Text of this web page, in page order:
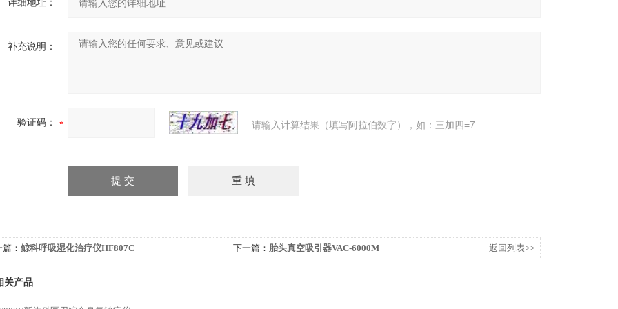
详细地址：
补充说明：
验证码： 请输入计算结果（填写阿拉伯数字），如：三加四=7
： 鲸科呼吸湿化治疗仪HF807C 下一篇： 胎头真空吸引器VAC-6000M 返回列表>>
关产品